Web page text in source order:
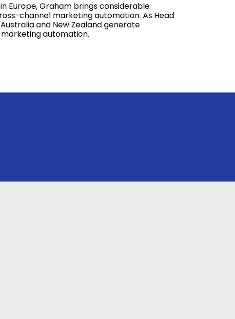
Europe, Graham brings considerable
channel marketing automation. As Head
and New Zealand generate
automation.